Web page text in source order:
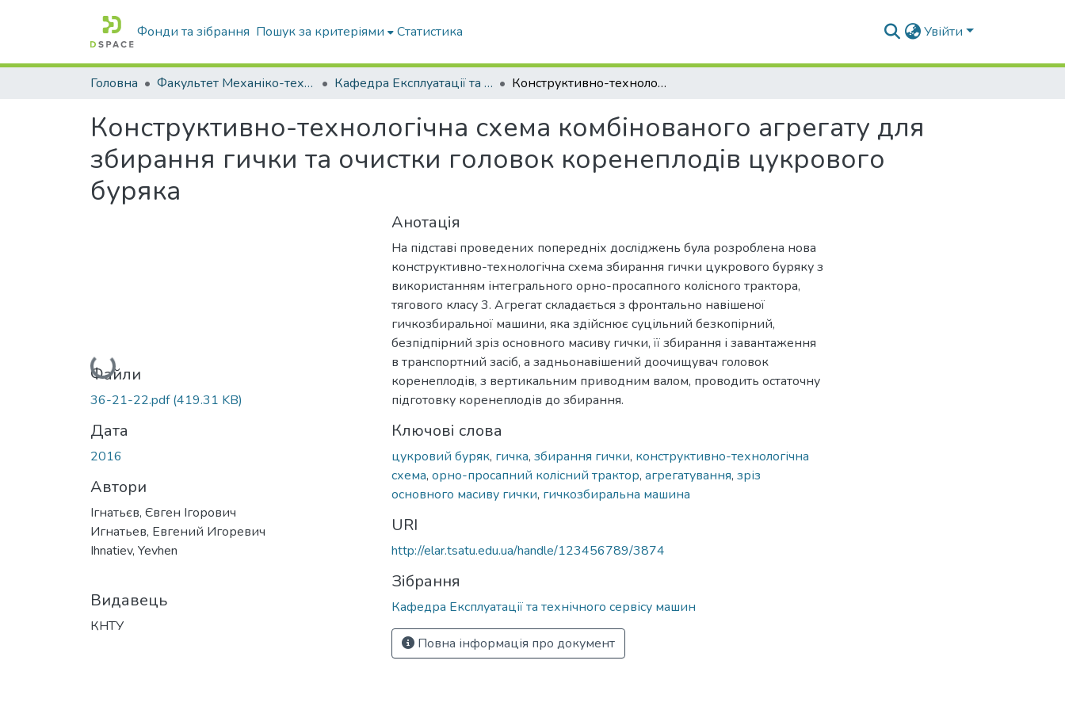
Фонди та зібрання Пошук за критеріями Статистика Увійти
Головна Факультет Механіко-технологічний Кафедра Експлуатації та технічного сервісу машин Конструктивно-технологічна схема комбінованого агрегату для збирання гички та очистки головок коренеплодів цукрового буряка
Конструктивно-технологічна схема комбінованого агрегату для
збирання гички та очистки головок коренеплодів цукрового
буряка
Вантажиться...
Файли
36-21-22.pdf(419.31 KB)
Дата
2016
Автори
Ігнатьєв, Євген Ігорович
Игнатьев, Евгений Игоревич
Ihnatiev, Yevhen
Видавець
КНТУ
Анотація
На підставі проведених попередніх досліджень була розроблена нова
конструктивно-технологічна схема збирання гички цукрового буряку з
використанням інтегрального орно-просапного колісного трактора,
тягового класу 3. Агрегат складається з фронтально навішеної
гичкозбиральної машини, яка здійснює суцільний безкопірний,
безпідпірний зріз основного масиву гички, її збирання і завантаження
в транспортний засіб, а задньонавішений доочищувач головок
коренеплодів, з вертикальним приводним валом, проводить остаточну
підготовку коренеплодів до збирання.
Ключові слова
цукровий буряк, гичка, збирання гички, конструктивно-технологічна
схема, орно-просапний колісний трактор, агрегатування, зріз
основного масиву гички, гичкозбиральна машина
URI
http://elar.tsatu.edu.ua/handle/123456789/3874
Зібрання
Кафедра Експлуатації та технічного сервісу машин
Повна інформація про документ